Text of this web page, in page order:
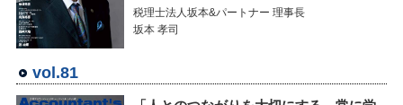
税理士法人坂本&パートナー 理事長
坂本 孝司
vol.81